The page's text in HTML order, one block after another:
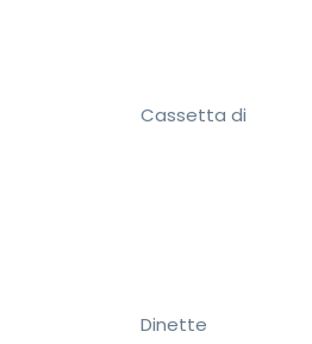
Cassetta di
Dinette